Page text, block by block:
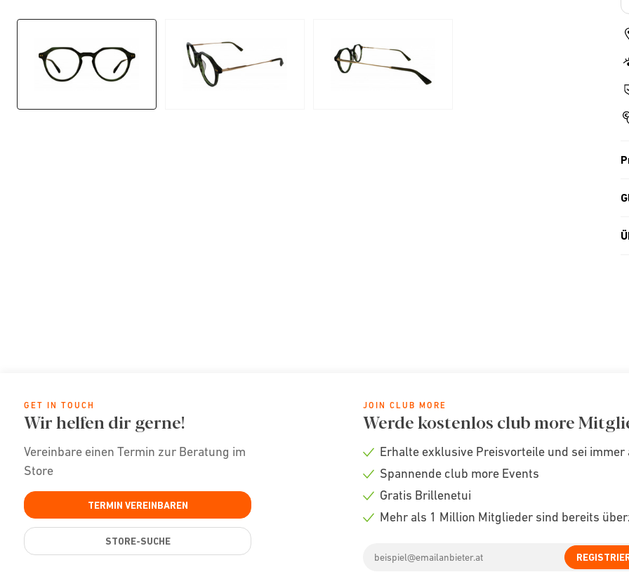
GET IN TOUCH
Wir helfen dir gerne!
Vereinbare einen Termin zur Beratung im
Store
TERMIN VEREINBAREN
STORE-SUCHE
JOIN CLUB MORE
Werde kostenlos club more
Check
Erhalte exklusive Preisvorteile und sei
Check
Spannende club more Events
Check
Gratis Brillenetui
Mehr als 1 Million Mitglieder sind bereits
address